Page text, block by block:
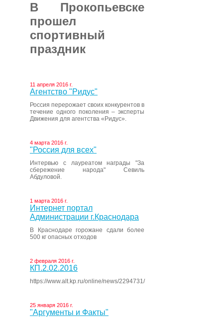
В Прокопьевске
прошел
спортивный
праздник
11 апреля 2016 г.
Агентство "Ридус"
Россия перерожает своих конкурентов в
течение одного поколения – эксперты
Движения для агентства «Ридус».
4 марта 2016 г.
"Россия для всех"
Интервью с лауреатом награды "За
сбережение народа" Севиль
Абдуловой.
1 марта 2016 г.
Интернет портал
Администрации г.Краснодара
В Краснодаре горожане сдали более
500 кг опасных отходов
2 февраля 2016 г.
КП.2.02.2016
https://www.alt.kp.ru/online/news/2294731/
25 января 2016 г.
"Аргументы и Факты"